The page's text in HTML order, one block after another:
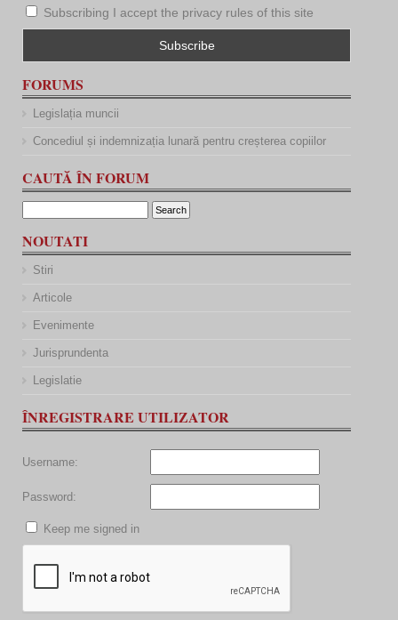
Subscribing I accept the privacy rules of this site
FORUMS
Legislația muncii
Concediul și indemnizația lunară pentru creșterea copiilor
CAUTĂ ÎN FORUM
NOUTATI
Stiri
Articole
Evenimente
Jurisprundenta
Legislatie
ÎNREGISTRARE UTILIZATOR
Username:
Password:
Keep me signed in